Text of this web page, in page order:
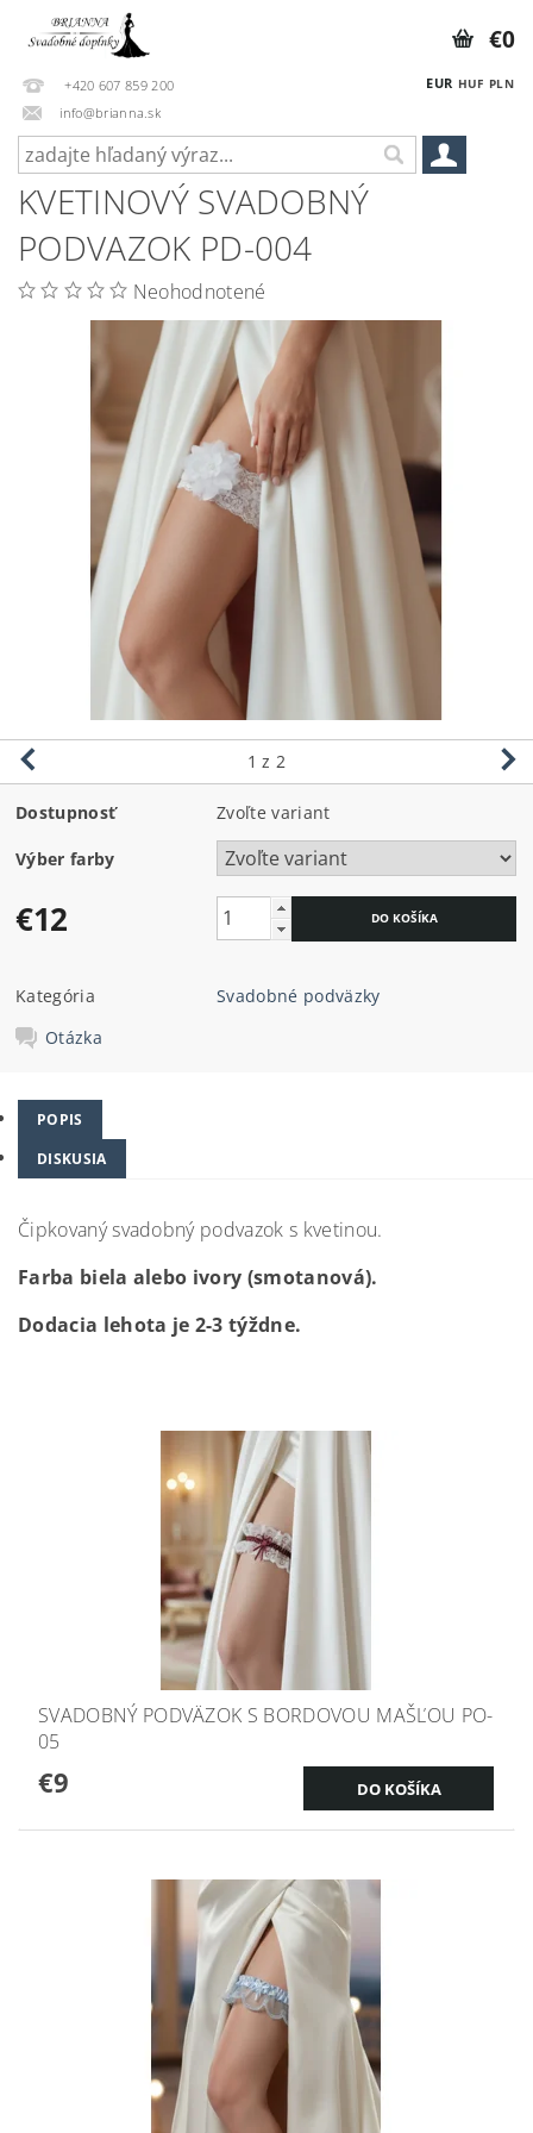
+420 607 859 200
info@brianna.sk
EUR HUF PLN
€0
KVETINOVÝ SVADOBNÝ
PODVAZOK PD-004
Neohodnotené
1 z 2
Dostupnosť Zvoľte variant
Výber farby
€12
Kategória
Svadobné podväzky
Otázka
POPIS
DISKUSIA
Čipkovaný svadobný podvazok s kvetinou.
Farba biela alebo ivory (smotanová).
Dodacia lehota je 2-3 týždne.
SVADOBNÝ PODVÄZOK S BORDOVOU MAŠĽOU PO-
05
€9